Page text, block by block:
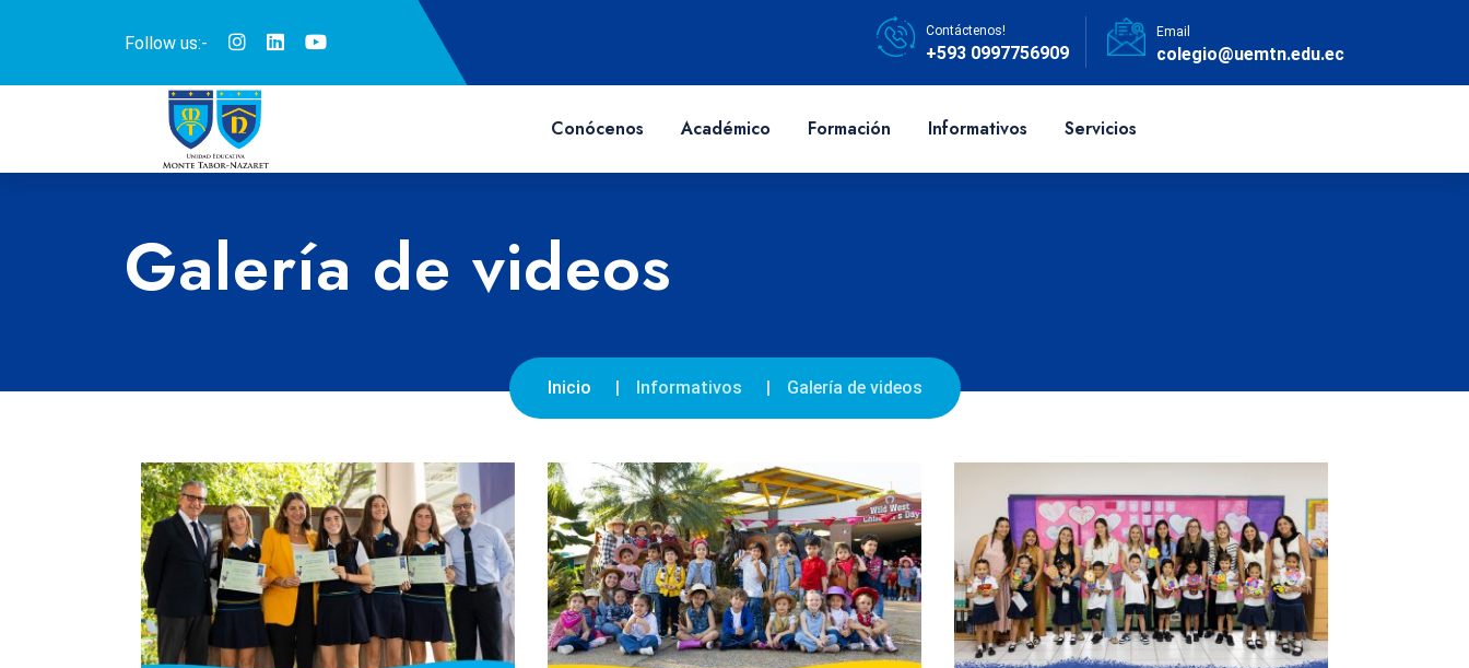
Follow us:-
Contáctenos!
+593 0997756909
Email
colegio@uemtn.edu.ec
Conócenos Académico Formación Informativos Servicios
Galería de videos
Inicio Informativos Galería de videos